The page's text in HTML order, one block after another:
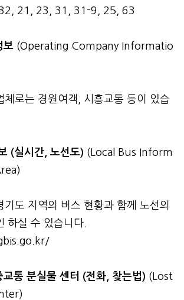
21, 23, 31, 31-9, 25, 63
보 (Operating Company Informatio
체로는 경원여객, 시흥교통 등이 있습
(실시간, 노선도) (Local Bus Inform
기도 지역의 버스 현황과 함께 노선의
하실 수 있습니다.
통 분실물 센터 (전화, 찾는법) (Lost